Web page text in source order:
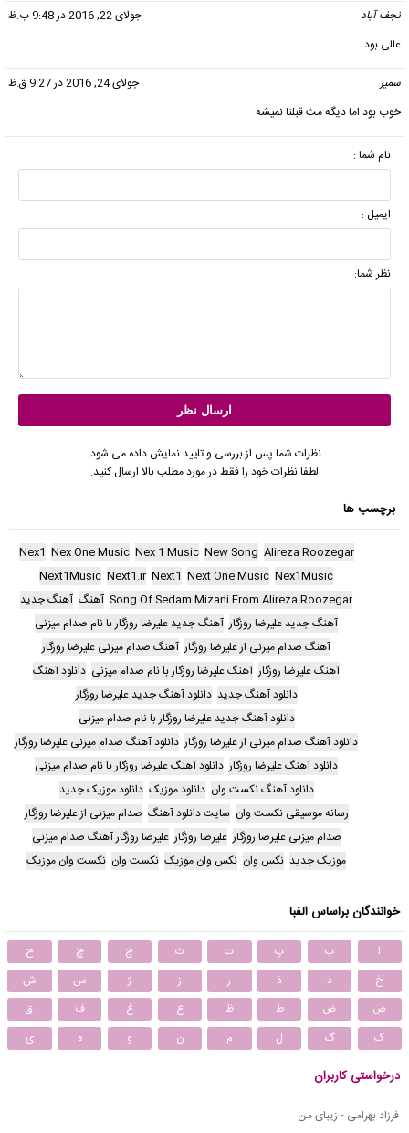
نجف آباد
جولای 22, 2016 در 9:48 ب.ظ
عالی بود
سمیر
جولای 24, 2016 در 9:27 ق.ظ
خوب بود اما دیگه مث قبلنا نمیشه
نام شما :
ایمیل :
نظر شما:
نظرات شما پس از بررسی و تایید نمایش داده می شود.
لطفا نظرات خود را فقط در مورد مطلب بالا ارسال کنید.
برچسب ها
Alireza Roozegar
New Song
Nex 1 Music
Nex One Music
Nex1
Nex1Music
Next One Music
Next1
Next1.ir
Next1Music
Song Of Sedam Mizani From Alireza Roozegar آهنگ آهنگ جدید
آهنگ جدید علیرضا روزگار آهنگ جدید علیرضا روزگار با نام صدام میزنی
آهنگ صدام میزنی از علیرضا روزگار آهنگ صدام میزنی علیرضا روزگار
آهنگ علیرضا روزگار آهنگ علیرضا روزگار با نام صدام میزنی دانلود آهنگ
دانلود آهنگ جدید دانلود آهنگ جدید علیرضا روزگار
دانلود آهنگ جدید علیرضا روزگار با نام صدام میزنی
دانلود آهنگ صدام میزنی از علیرضا روزگار دانلود آهنگ صدام میزنی علیرضا روزگار
دانلود آهنگ علیرضا روزگار دانلود آهنگ علیرضا روزگار با نام صدام میزنی
دانلود آهنگ نکست وان دانلود موزیک دانلود موزیک جدید
رسانه موسیقی نکست وان سایت دانلود آهنگ صدام میزنی از علیرضا روزگار
صدام میزنی علیرضا روزگار علیرضا روزگار علیرضا روزگار آهنگ صدام میزنی
موزیک جدید نکس وان نکس وان موزیک نکست وان نکست وان موزیک
خوانندگان براساس الفبا
ا ب پ ت ث ج چ
ح
خ
د ذ ر ز ژ س
ش
ص
ض ط ظ ع غ ف
ق
ک
گ ل م ن و ه ی
درخواستی کاربران
فرزاد بهرامی - زیبای من